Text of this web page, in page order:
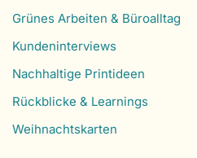
Grünes Arbeiten & Büroalltag
Kundeninterviews
Nachhaltige Printideen
Rückblicke & Learnings
Weihnachtskarten